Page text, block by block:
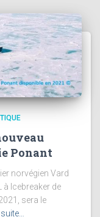
Ponant
norvégien Vard
Icebreaker de
sera le
suite…